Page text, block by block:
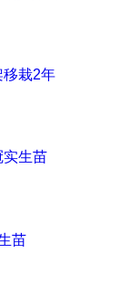
移栽2年
实生苗
苗